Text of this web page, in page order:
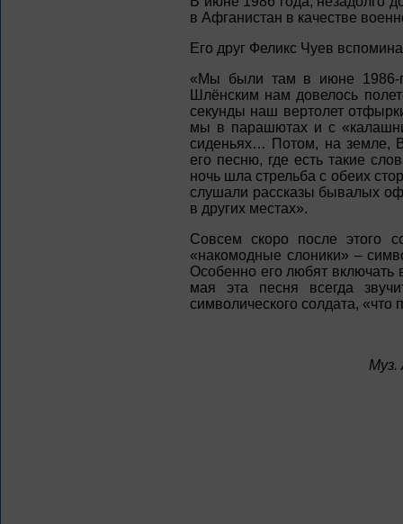
в Афганистан в качестве
Его друг Феликс Чуев
«Мы были там в июне 1986-
Шлёнским нам довелось
секунды наш вертолет
мы в парашютах и с
сиденьях… Потом, на земле,
его песню, где есть такие
ночь шла стрельба с обеих
слушали рассказы бывалых
в других местах».
Совсем скоро после этого
«накомодные слоники» –
Особенно его любят
мая эта песня всегда
символического солдата, «что
Муз.